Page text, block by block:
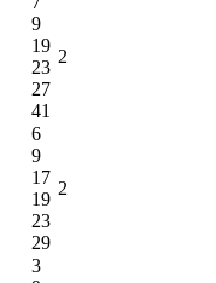
9
19
23
27
41
2
6
9
17
19
23
29
2
3